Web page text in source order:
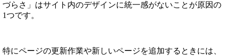
づらさ」はサイト内のデザインに統一感がないことが原因の
1つです。
特にページの更新作業や新しいページを追加するときには、